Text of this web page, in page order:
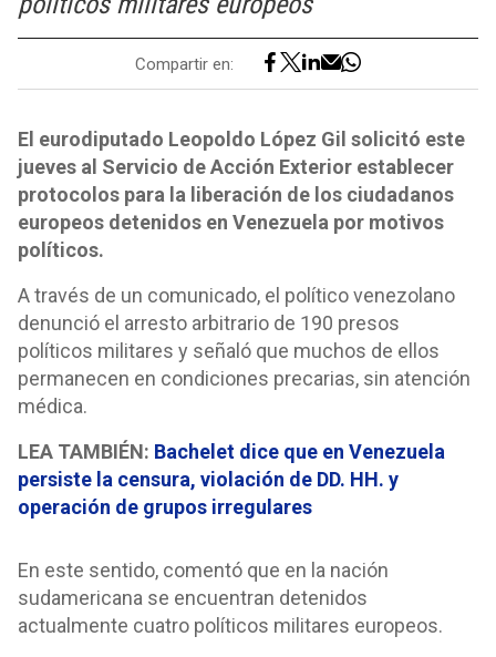
Compartir en:
El eurodiputado Leopoldo López Gil solicitó este
jueves al Servicio de Acción Exterior establecer
protocolos para la liberación de los ciudadanos
europeos detenidos en Venezuela por motivos
políticos.
A través de un comunicado, el político venezolano
denunció el arresto arbitrario de 190 presos
políticos militares y señaló que muchos de ellos
permanecen en condiciones precarias, sin atención
médica.
LEA TAMBIÉN: Bachelet dice que en Venezuela
persiste la censura, violación de DD. HH. y
operación de grupos irregulares
En este sentido, comentó que en la nación
sudamericana se encuentran detenidos
actualmente cuatro políticos militares europeos.